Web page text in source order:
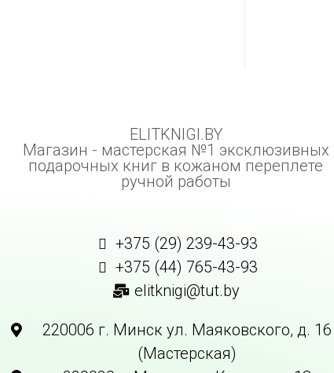
ELITKNIGI.BY
Магазин - мастерская №1 эксклюзивных
подарочных книг в кожаном переплете
ручной работы
+375 (29) 239-43-93
+375 (44) 765-43-93
elitknigi@tut.by
220006 г. Минск ул. Маяковского, д. 16
(Мастерская)